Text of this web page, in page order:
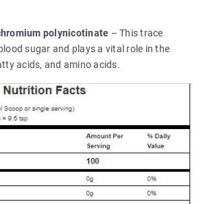
polynicotinate – This trace
sugar and plays a vital role in the
acids, and amino acids.